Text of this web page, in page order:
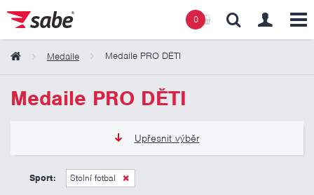
0
Medaile Medaile PRO DĚTI
Medaile PRO DĚTI
Upřesnit výběr
12 Kč
Sport: Stolní fotbal
Obsah košíku